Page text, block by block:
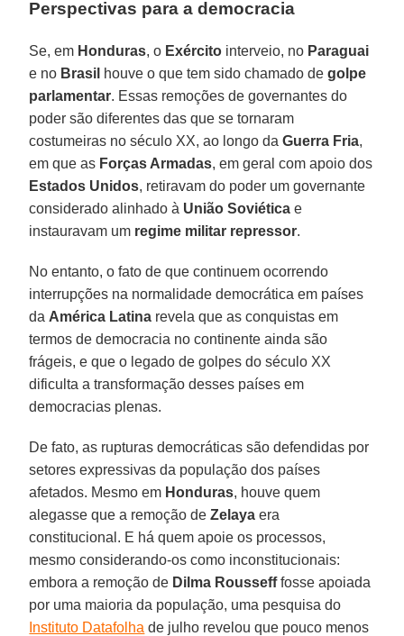
Perspectivas para a democracia
Se, em Honduras, o Exército interveio, no Paraguai
e no Brasil houve o que tem sido chamado degolpe
parlamentar. Essas remoções de governantes do
poder são diferentes das que se tornaram
costumeiras no século XX, ao longo daGuerra Fria,
em que as Forças Armadas, em geral com apoio dos
Estados Unidos, retiravam do poder um governante
considerado alinhado à União Soviética e
instauravam um regime militar repressor.
No entanto, o fato de que continuem ocorrendo
interrupções na normalidade democrática em países
da América Latina revela que as conquistas em
termos de democracia no continente ainda são
frágeis, e que o legado de golpes do século XX
dificulta a transformação desses países em
democracias plenas.
De fato, as rupturas democráticas são defendidas por
setores expressivas da população dos países
afetados. Mesmo em Honduras, houve quem
alegasse que a remoção deZelaya era
constitucional. E há quem apoie os processos,
mesmo considerando-os como inconstitucionais:
embora a remoção de Dilma Roussefffosse apoiada
por uma maioria da população, uma pesquisa do
Instituto Datafolha de julho revelou que pouco menos